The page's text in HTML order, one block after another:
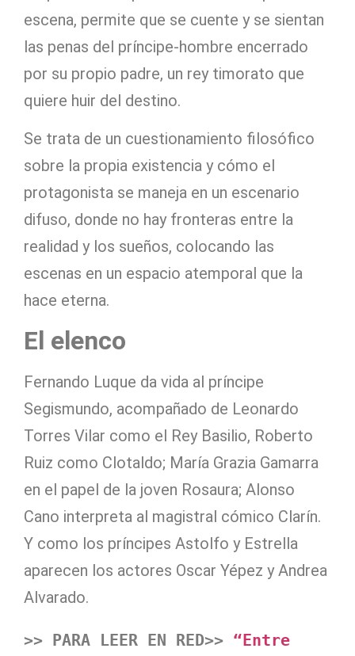
escena, permite que se cuente y se sientan
las penas del príncipe-hombre encerrado
por su propio padre, un rey timorato que
quiere huir del destino.
Se trata de un cuestionamiento filosófico
sobre la propia existencia y cómo el
protagonista se maneja en un escenario
difuso, donde no hay fronteras entre la
realidad y los sueños, colocando las
escenas en un espacio atemporal que la
hace eterna.
El elenco
Fernando Luque da vida al príncipe
Segismundo, acompañado de Leonardo
Torres Vilar como el Rey Basilio, Roberto
Ruiz como Clotaldo; María Grazia Gamarra
en el papel de la joven Rosaura; Alonso
Cano interpreta al magistral cómico Clarín.
Y como los príncipes Astolfo y Estrella
aparecen los actores Oscar Yépez y Andrea
Alvarado.
>> PARA LEER EN RED>> “Entre